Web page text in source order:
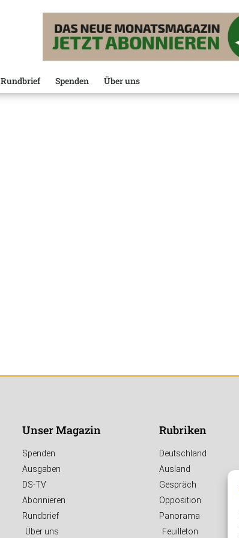
Rundbrief Spenden Über uns
Unser Magazin
Spenden
Ausgaben
DS-TV
Abonnieren
Rundbrief
Über uns
Rubriken
Deutschland
Ausland
Gespräch
Opposition
Panorama
Feuilleton